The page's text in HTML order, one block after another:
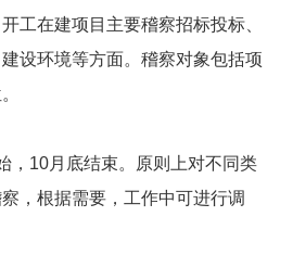
工在建项目主要稽察招标投标、
设环境等方面。稽察对象包括项
，10月底结束。原则上对不同类
，根据需要，工作中可进行调